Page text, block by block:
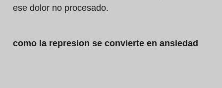
ese dolor no procesado.
como la represion se convierte en ansiedad